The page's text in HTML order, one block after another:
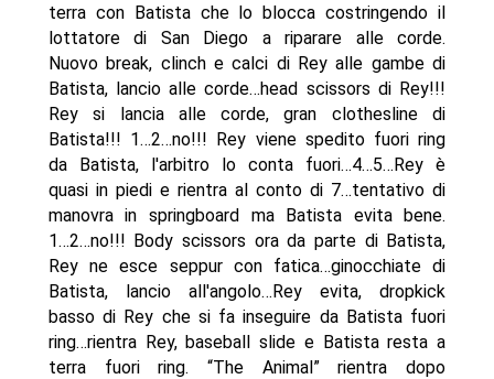
terra con Batista che lo blocca costringendo il
lottatore di San Diego a riparare alle corde.
Nuovo break, clinch e calci di Rey alle gambe di
Batista, lancio alle corde…head scissors di Rey!!!
Rey si lancia alle corde, gran clothesline di
Batista!!! 1…2…no!!! Rey viene spedito fuori ring
da Batista, l'arbitro lo conta fuori…4…5…Rey è
quasi in piedi e rientra al conto di 7…tentativo di
manovra in springboard ma Batista evita bene.
1…2…no!!! Body scissors ora da parte di Batista,
Rey ne esce seppur con fatica…ginocchiate di
Batista, lancio all'angolo…Rey evita, dropkick
basso di Rey che si fa inseguire da Batista fuori
ring…rientra Rey, baseball slide e Batista resta a
terra fuori ring. “The Animal” rientra dopo